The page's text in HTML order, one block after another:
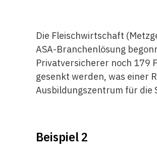
Die Fleischwirtschaft
ASA-Branchenlösung
Privatversicherer noch 179
gesenkt werden, was einer
Ausbildungszentrum für die
Beispiel 2